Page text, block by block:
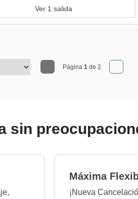
Ver 1 salida
Página 1 de 2
sin
Máxima
¡Nueva